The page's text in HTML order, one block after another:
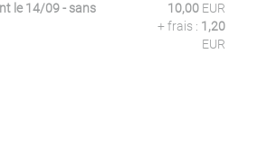
le 14/09 - sans
10,00 EUR
+ frais : 1,20
EUR